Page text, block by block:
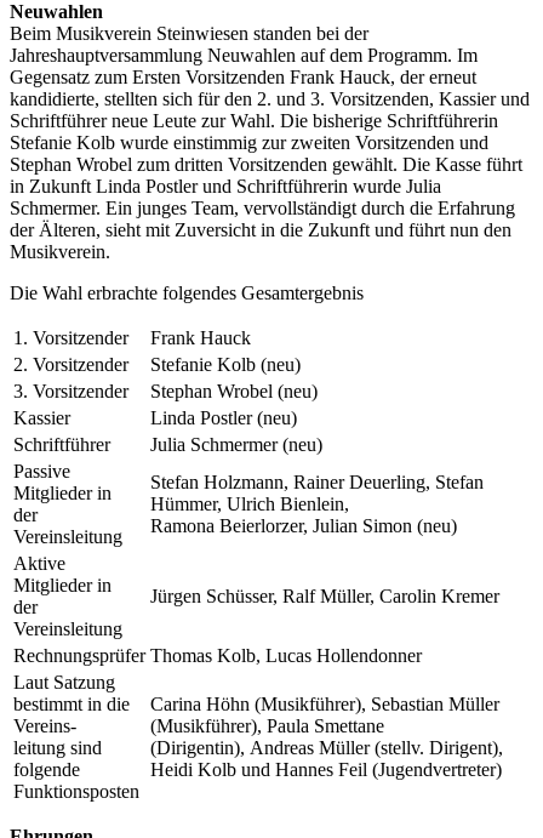
Neuwahlen
Beim Musikverein Steinwiesen standen bei der
Jahreshauptversammlung Neuwahlen auf dem Programm. Im
Gegensatz zum Ersten Vorsitzenden Frank Hauck, der erneut
kandidierte, stellten sich für den 2. und 3. Vorsitzenden, Kassier und
Schriftführer neue Leute zur Wahl. Die bisherige Schriftführerin
Stefanie Kolb wurde einstimmig zur zweiten Vorsitzenden und
Stephan Wrobel zum dritten Vorsitzenden gewählt. Die Kasse führt
in Zukunft Linda Postler und Schriftführerin wurde Julia
Schmermer. Ein junges Team, vervollständigt durch die Erfahrung
der Älteren, sieht mit Zuversicht in die Zukunft und führt nun den
Musikverein.
Die Wahl erbrachte folgendes Gesamtergebnis
1. Vorsitzender
Frank Hauck
2. Vorsitzender
Stefanie Kolb (neu)
3. Vorsitzender
Stephan Wrobel (neu)
Kassier
Linda Postler (neu)
Schriftführer
Julia Schmermer (neu)
Passive
Mitglieder in
der
Vereinsleitung
Stefan Holzmann, Rainer Deuerling, Stefan
Hümmer, Ulrich Bienlein,
Ramona Beierlorzer, Julian Simon (neu)
Aktive
Mitglieder in
der
Vereinsleitung
Jürgen Schüsser, Ralf Müller, Carolin Kremer
Rechnungsprüfer Thomas Kolb, Lucas Hollendonner
Laut Satzung
bestimmt in die
Vereins-
leitung sind
folgende
Funktionsposten
Carina Höhn (Musikführer), Sebastian Müller
(Musikführer), Paula Smettane
(Dirigentin), Andreas Müller (stellv. Dirigent),
Heidi Kolb und Hannes Feil (Jugendvertreter)